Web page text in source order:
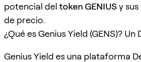
potencial del token GENIUSy
de precio.
¿Qué es Genius Yield (GENS)? Un
Genius Yield es una plataforma